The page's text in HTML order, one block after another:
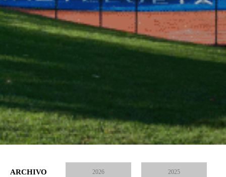
ARCHIVO 2026 2025